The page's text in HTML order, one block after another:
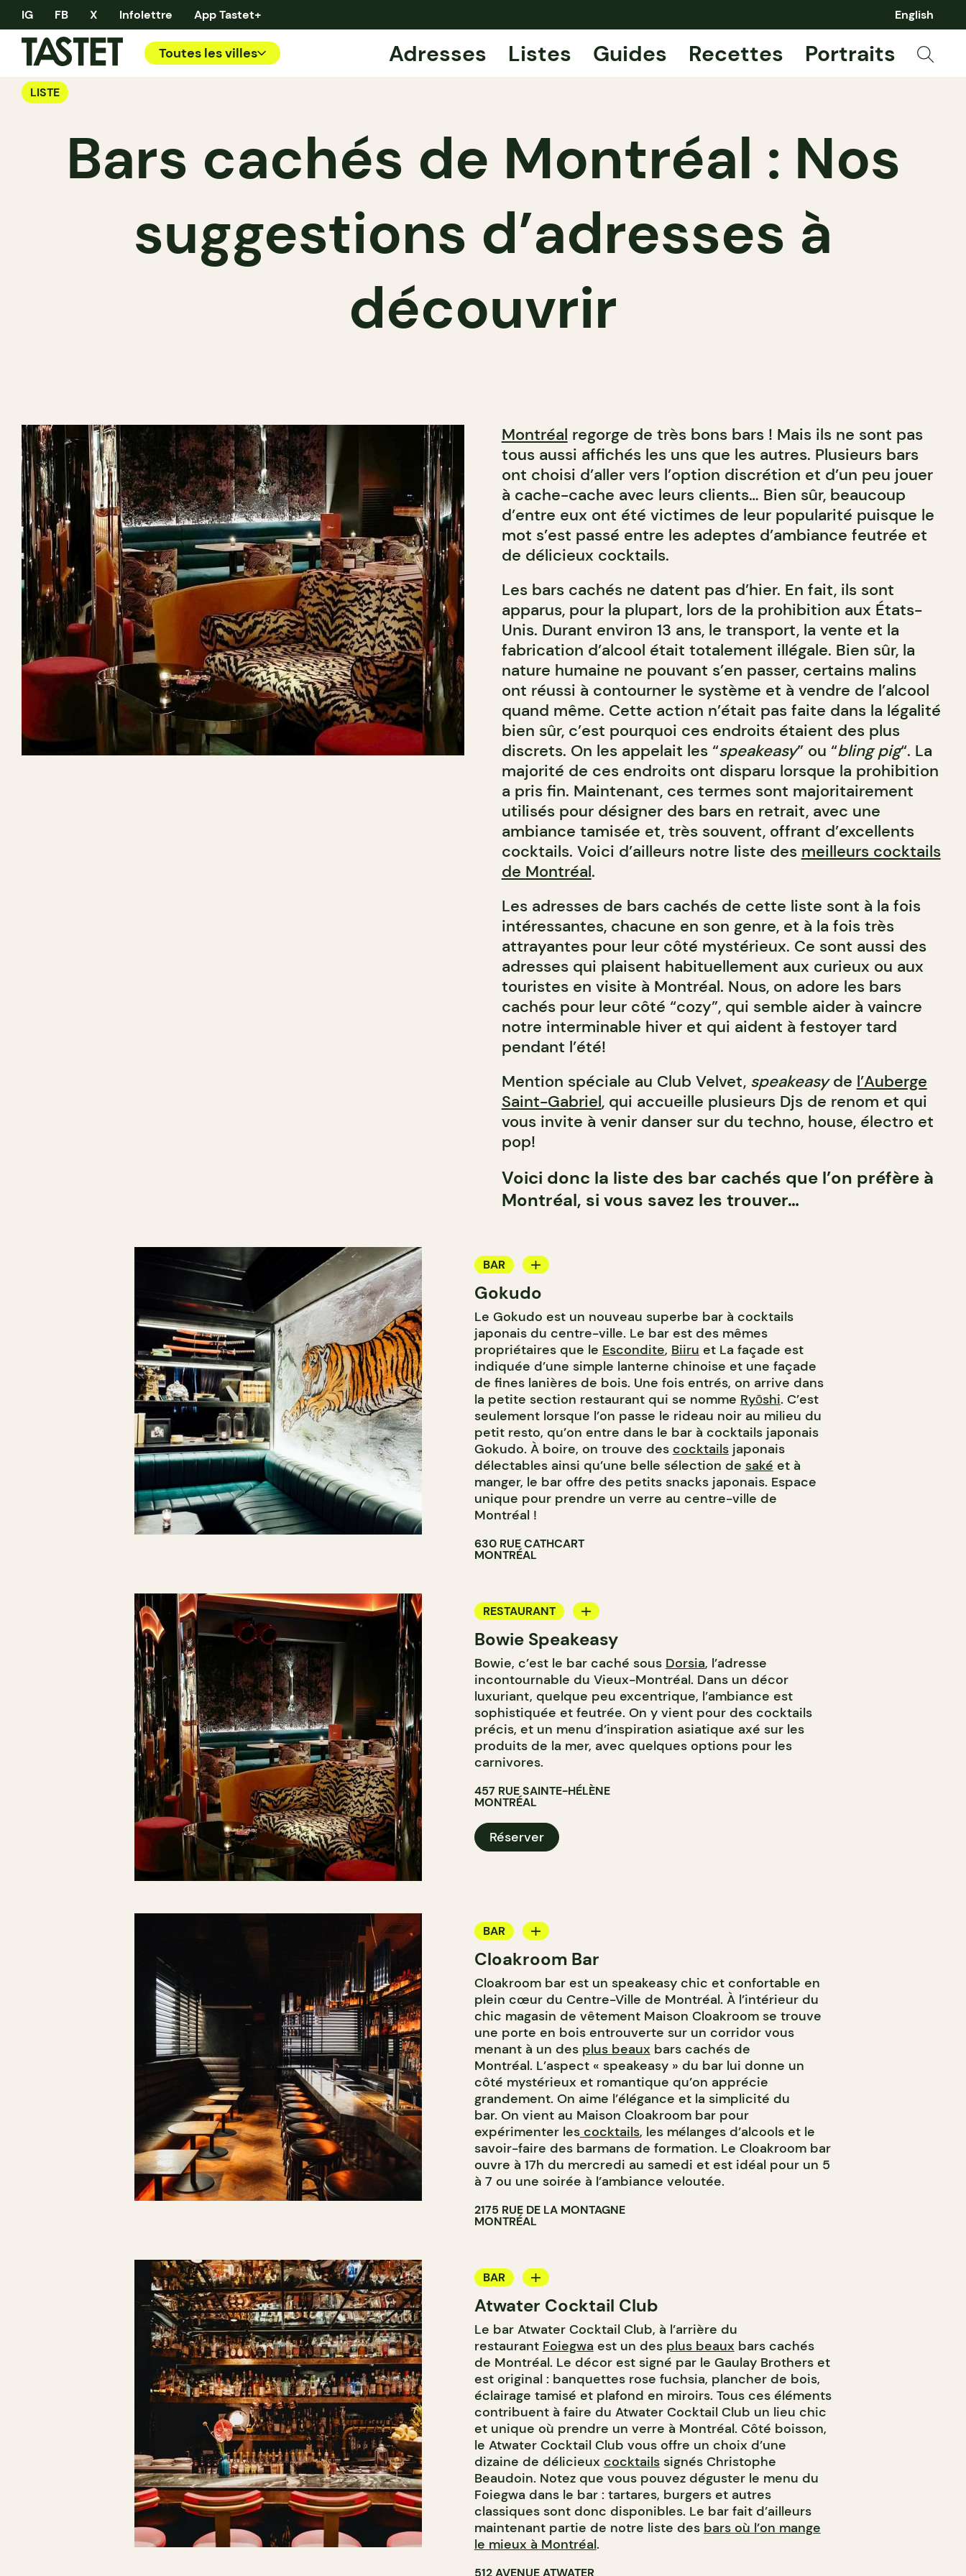
IG FB X Infolettre App Tastet+ English
Toutes les villes Adresses Listes Guides Recettes Portraits
LISTE
Bars cachés de Montréal : Nos
suggestions d’adresses à
découvrir
Montréal regorge de très bons bars ! Mais ils ne sont pas
tous aussi affichés les uns que les autres. Plusieurs bars
ont choisi d’aller vers l’option discrétion et d’un peu jouer
à cache-cache avec leurs clients… Bien sûr, beaucoup
d’entre eux ont été victimes de leur popularité puisque le
mot s’est passé entre les adeptes d’ambiance feutrée et
de délicieux cocktails.
Les bars cachés ne datent pas d’hier. En fait, ils sont
apparus, pour la plupart, lors de la prohibition aux États-
Unis. Durant environ 13 ans, le transport, la vente et la
fabrication d’alcool était totalement illégale. Bien sûr, la
nature humaine ne pouvant s’en passer, certains malins
ont réussi à contourner le système et à vendre de l’alcool
quand même. Cette action n’était pas faite dans la légalité
bien sûr, c’est pourquoi ces endroits étaient des plus
discrets. On les appelait les “speakeasy” ou “bling pig“. La
majorité de ces endroits ont disparu lorsque la prohibition
a pris fin. Maintenant, ces termes sont majoritairement
utilisés pour désigner des bars en retrait, avec une
ambiance tamisée et, très souvent, offrant d’excellents
cocktails. Voici d’ailleurs notre liste des meilleurs cocktails
de Montréal.
Les adresses de bars cachés de cette liste sont à la fois
intéressantes, chacune en son genre, et à la fois très
attrayantes pour leur côté mystérieux. Ce sont aussi des
adresses qui plaisent habituellement aux curieux ou aux
touristes en visite à Montréal. Nous, on adore les bars
cachés pour leur côté “cozy”, qui semble aider à vaincre
notre interminable hiver et qui aident à festoyer tard
pendant l’été!
Mention spéciale au Club Velvet, speakeasyde l’Auberge
Saint-Gabriel, qui accueille plusieurs Djs de renom et qui
vous invite à venir danser sur du techno, house, électro et
pop!
Voici donc la liste des bar cachés que l’on préfère à
Montréal, si vous savez les trouver…
BAR
BAR À COCKTAIL
Gokudo
Le Gokudo est un nouveau superbe bar à cocktails
japonais du centre-ville. Le bar est des mêmes
propriétaires que le Escondite, Biiru et La façade est
indiquée d’une simple lanterne chinoise et une façade
de fines lanières de bois. Une fois entrés, on arrive dans
la petite section restaurant qui se nomme Ryōshi. C’est
seulement lorsque l’on passe le rideau noir au milieu du
petit resto, qu’on entre dans le bar à cocktails japonais
Gokudo. À boire, on trouve des cocktailsjaponais
délectables ainsi qu’une belle sélection de saké et à
manger, le bar offre des petits snacks japonais. Espace
unique pour prendre un verre au centre-ville de
Montréal !
630 RUE CATHCART
MONTRÉAL
RESTAURANT
BAR
BAR À COCKTAIL
Bowie Speakeasy
Bowie, c’est le bar caché sous Dorsia, l’adresse
incontournable du Vieux-Montréal. Dans un décor
luxuriant, quelque peu excentrique, l’ambiance est
sophistiquée et feutrée. On y vient pour des cocktails
précis, et un menu d’inspiration asiatique axé sur les
produits de la mer, avec quelques options pour les
carnivores.
457 RUE SAINTE-HÉLÈNE
MONTRÉAL
Réserver
BAR
BAR À COCKTAIL
Cloakroom Bar
Cloakroom bar est un speakeasy chic et confortable en
plein cœur du Centre-Ville de Montréal. À l’intérieur du
chic magasin de vêtement Maison Cloakroom se trouve
une porte en bois entrouverte sur un corridor vous
menant à un des plus beaux bars cachés de
Montréal. L’aspect « speakeasy » du bar lui donne un
côté mystérieux et romantique qu’on apprécie
grandement. On aime l’élégance et la simplicité du
bar. On vient au Maison Cloakroom bar pour
expérimenter lescocktails, les mélanges d’alcools et le
savoir-faire des barmans de formation. Le Cloakroom bar
ouvre à 17h du mercredi au samedi et est idéal pour un 5
à 7 ou une soirée à l’ambiance veloutée.
2175 RUE DE LA MONTAGNE
MONTRÉAL
BAR
BAR À COCKTAIL
Atwater Cocktail Club
Le bar Atwater Cocktail Club, à l’arrière du
restaurant Foiegwa est un des plus beaux bars cachés
de Montréal. Le décor est signé par le Gaulay Brothers et
est original : banquettes rose fuchsia, plancher de bois,
éclairage tamisé et plafond en miroirs. Tous ces éléments
contribuent à faire du Atwater Cocktail Club un lieu chic
et unique où prendre un verre à Montréal. Côté boisson,
le Atwater Cocktail Club vous offre un choix d’une
dizaine de délicieux cocktailssignés Christophe
Beaudoin. Notez que vous pouvez déguster le menu du
Foiegwa dans le bar : tartares, burgers et autres
classiques sont donc disponibles. Le bar fait d’ailleurs
maintenant partie de notre liste des bars où l’on mange
le mieux à Montréal.
512 AVENUE ATWATER